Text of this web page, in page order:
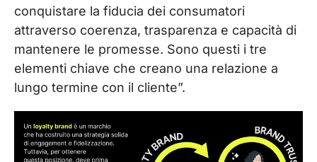
conquistare la fiducia dei consumatori
attraverso coerenza, trasparenza e capacità di
mantenere le promesse. Sono questi i tre
elementi chiave che creano una relazione a
lungo termine con il cliente”.